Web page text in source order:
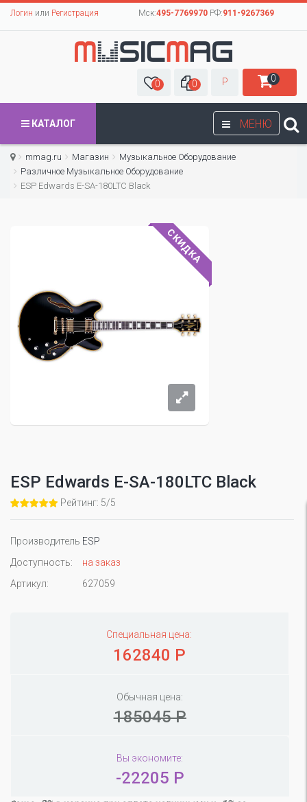
Логин или Регистрация Мск:495-7769970РФ:911-9267369
0 0 Р 0
МЕНЮ
КАТАЛОГ
mmag.ru Магазин
Музыкальное Оборудование
Различное Музыкальное Оборудование
ESP Edwards E-SA-180LTC Black
СКИДКА
ESP Edwards E-SA-180LTC Black
Рейтинг: 5/5
Производитель ESP
Доступность:
на заказ
Артикул:
627059
Специальная цена:
162840 Р
Обычная цена:
185045 Р
Вы экономите:
-22205 Р